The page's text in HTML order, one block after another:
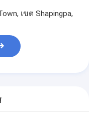
เขต Shapingpa,